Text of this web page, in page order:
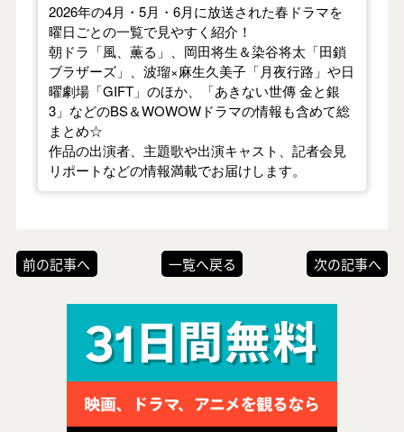
2026年の4月・5月・6月に放送された春ドラマを
曜日ごとの一覧で見やすく紹介！
朝ドラ「風、薫る」、岡田将生＆染谷将太「田鎖
ブラザーズ」、波瑠×麻生久美子「月夜行路」や日
曜劇場「GIFT」のほか、「あきない世傳 金と銀
3」などのBS＆WOWOWドラマの情報も含めて総
まとめ☆
作品の出演者、主題歌や出演キャスト、記者会見
リポートなどの情報満載でお届けします。
前の記事へ 一覧へ戻る 次の記事へ